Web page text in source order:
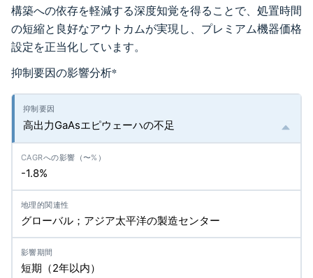
構築への依存を軽減する深度知覚を得ることで、処置時間
の短縮と良好なアウトカムが実現し、プレミアム機器価格
設定を正当化しています。
抑制要因の影響分析*
高出力GaAsエピウェーハの不足
-1.8%
グローバル；アジア太平洋の製造センター
短期（2年以内）